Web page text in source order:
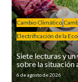
Cambio Climático
Electrificación de la
Siete lecturas y
sobre la situación
6 de agosto de 2026